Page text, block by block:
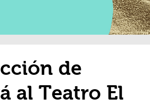
de
al Teatro El